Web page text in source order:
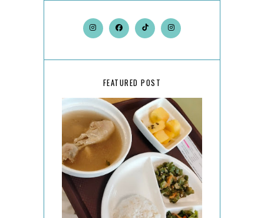
FEATURED POST